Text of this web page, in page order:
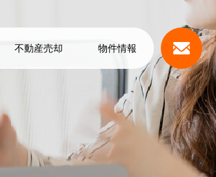
不動産売却 物件情報